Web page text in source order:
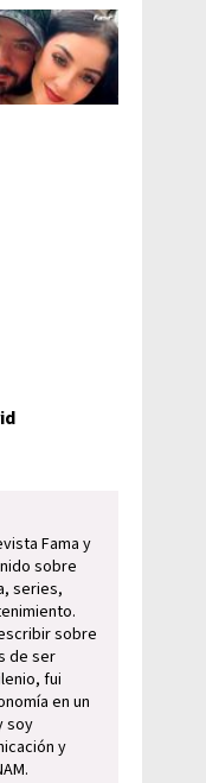
Fama y
sobre
series,
sobre
de ser
fui
en un
soy
y